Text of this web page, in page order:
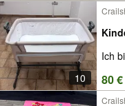
10
Ich
80